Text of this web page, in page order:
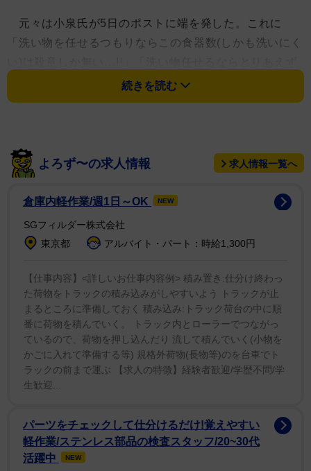
元々は小泉氏が5日のポストに端を発した。これに
「洗い物を任せるつもりならこの食器数(しかも洗いにく
皿を一つにまとめてくれ」「いやじゃ!!」「この量の洗
い物は殺意わく」「キレる自信がある」と言ったコメン
「せめてワンプレートにしろ！」というコメントに応
えた小泉氏が「お皿いっぱいだと洗い物が大変だとのこ
となので、ワンプレートも作れますよ？」と2種のワン
たり、汁物椀やデザート皿が別に添えられていたことか
ら「ワンプレートのいい所は洗い物少ないところなんや
から上に皿置いてどうすんねんw」「皿の上の小皿も要
らないな。まだ減らせる!!」「ワンプレートじゃないや
んw 皿の上に皿がのってるやんけ」という突っ込みが殺
到。
「もう分かった。これなら文句なくワンプレートだよ
ね？これなら流石にいいよね？？」と一皿にぎっしりと
の美"が欲しいね」と言ったコメントが。これに小泉氏は
「もういいよワンハンドプレートなら許してくれる？こ
れで食べてね洗い物も出ないし」と白飯を素手に乗せた
続きを読む
よろず〜の求人情報 求人情報一覧へ
倉庫内軽作業/週1日～OK NEW
SGフィルダー株式会社
東京都
アルバイト・パート：時給1,300円
【仕事内容】<詳しいお仕事内容例> 積み置き:仕分け終わっ
た荷物をトラックの積み込みがしやすいよう トラックが止
まるところに準備しておく 積み込み:トラック荷台の中に順
番に荷物を積んでいく。 トラック内とローラーでつながっ
ているので、荷物を押し込んだり 流して積んでいく(小物を
かごに入れて準備する等) 規格外荷物(長物等)のを台車でト
ラックの前まで運ぶ 【求人の特徴】経験者歓迎/学歴不問/学
生歓迎...
パーツをチェックして仕分けるだけ!覚えやすい
軽作業/ステンレス部品の検査スタッフ/20~30代
活躍中
NEW